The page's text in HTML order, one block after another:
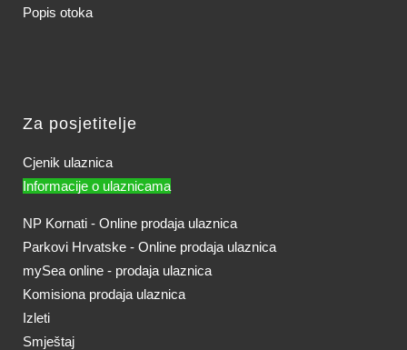
Popis otoka
Za posjetitelje
Cjenik ulaznica
Informacije o ulaznicama
NP Kornati - Online prodaja ulaznica
Parkovi Hrvatske - Online prodaja ulaznica
mySea online - prodaja ulaznica
Komisiona prodaja ulaznica
Izleti
Smještaj